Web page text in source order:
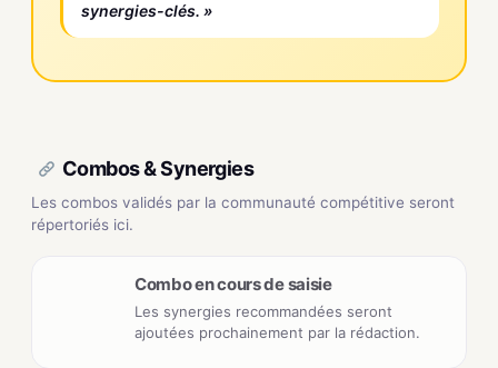
synergies-clés. »
Combos & Synergies
Les combos validés par la communauté compétitive seront
répertoriés ici.
Combo en cours de saisie
Les synergies recommandées seront
ajoutées prochainement par la rédaction.